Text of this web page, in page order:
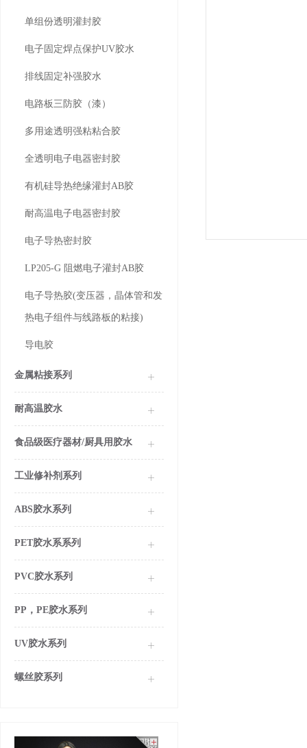
单组份透明灌封胶
电子固定焊点保护UV胶水
排线固定补强胶水
电路板三防胶（漆）
多用途透明强粘粘合胶
全透明电子电器密封胶
有机硅导热绝缘灌封AB胶
耐高温电子电器密封胶
电子导热密封胶
LP205-G 阻燃电子灌封AB胶
电子导热胶(变压器，晶体管和发
热电子组件与线路板的粘接)
导电胶
金属粘接系列
耐高温胶水
食品级医疗器材/厨具用胶水
工业修补剂系列
ABS胶水系列
PET胶水系系列
PVC胶水系列
PP，PE胶水系列
UV胶水系列
螺丝胶系列